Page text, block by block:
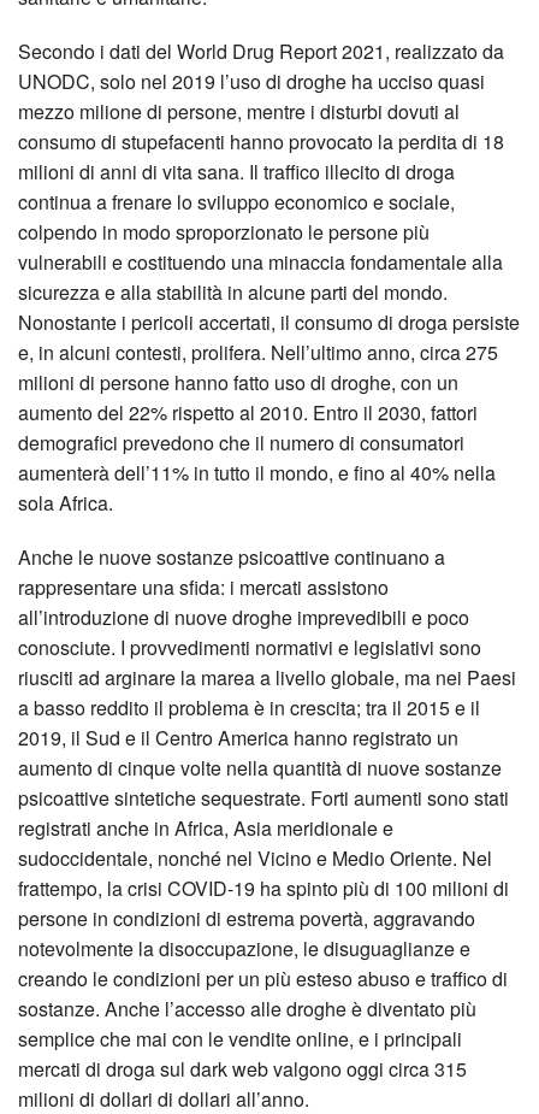
Secondo i dati del World Drug Report 2021, realizzato da
UNODC, solo nel 2019 l’uso di droghe ha ucciso quasi
mezzo milione di persone, mentre i disturbi dovuti al
consumo di stupefacenti hanno provocato la perdita di 18
milioni di anni di vita sana. Il traffico illecito di droga
continua a frenare lo sviluppo economico e sociale,
colpendo in modo sproporzionato le persone più
vulnerabili e costituendo una minaccia fondamentale alla
sicurezza e alla stabilità in alcune parti del mondo.
Nonostante i pericoli accertati, il consumo di droga persiste
e, in alcuni contesti, prolifera. Nell’ultimo anno, circa 275
milioni di persone hanno fatto uso di droghe, con un
aumento del 22% rispetto al 2010. Entro il 2030, fattori
demografici prevedono che il numero di consumatori
aumenterà dell’11% in tutto il mondo, e fino al 40% nella
sola Africa.
Anche le nuove sostanze psicoattive continuano a
rappresentare una sfida: i mercati assistono
all’introduzione di nuove droghe imprevedibili e poco
conosciute. I provvedimenti normativi e legislativi sono
riusciti ad arginare la marea a livello globale, ma nei Paesi
a basso reddito il problema è in crescita; tra il 2015 e il
2019, il Sud e il Centro America hanno registrato un
aumento di cinque volte nella quantità di nuove sostanze
psicoattive sintetiche sequestrate. Forti aumenti sono stati
registrati anche in Africa, Asia meridionale e
sudoccidentale, nonché nel Vicino e Medio Oriente. Nel
frattempo, la crisi COVID-19 ha spinto più di 100 milioni di
persone in condizioni di estrema povertà, aggravando
notevolmente la disoccupazione, le disuguaglianze e
creando le condizioni per un più esteso abuso e traffico di
sostanze. Anche l’accesso alle droghe è diventato più
semplice che mai con le vendite online, e i principali
mercati di droga sul dark web valgono oggi circa 315
milioni di dollari di dollari all’anno.